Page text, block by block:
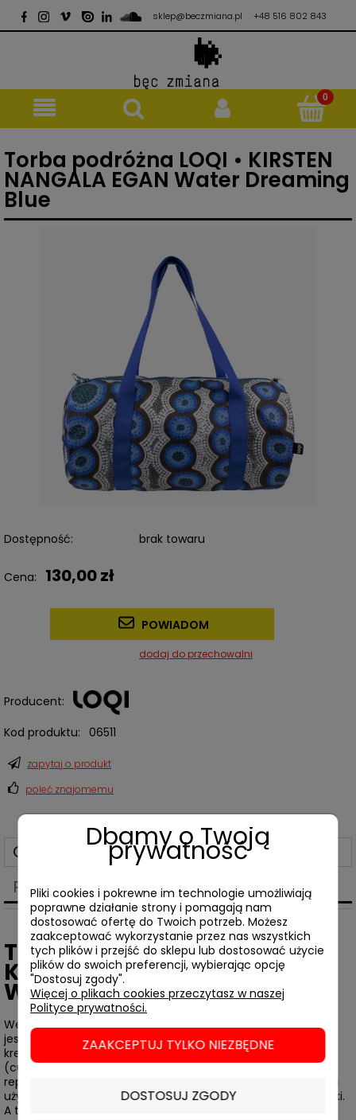
sklep@beczmiana.pl +48 516 802 843
Torba podróżna LOQI • KIRSTEN
NANGALA EGAN Water Dreaming
Blue
Dostępność: brak towaru
Cena: 130,00 zł
POWIADOM
dodaj do przechowalni
Producent:
Kod produktu: 06511
zapytaj o produkt
poleć znajomemu
Opis
Produkty powiązane
Torba podróżna LOQI •
KIRSTEN NANGALA EGAN
Water Dreaming Blue
We współczesnych obrazach Warlpiri tradycyjna ikonografia
jest używana do przedstawiania „Jukurrpa” (Śnienia). Krótkie
kreski są często używane do reprezentowania „mangkurdu”
(cumulusów i stratocumulusów). Dłuższe, płynne linie
reprezentują „ngawarra” (wody powodziowe). Małe okręgi są
używane do przedstawiania „mulju” (podsiąków) i koryta rzeki.
A to wszystko na na recyklingowanej torbie podróżnej LOQI.
Dbamy o Twoją
prywatność
Pliki cookies i pokrewne im technologie umożliwiają
poprawne działanie strony i pomagają nam
dostosować ofertę do Twoich potrzeb. Możesz
zaakceptować wykorzystanie przez nas wszystkich
tych plików i przejść do sklepu lub dostosować użycie
plików do swoich preferencji, wybierając opcję
"Dostosuj zgody".
Więcej o plikach cookies przeczytasz w naszej
Polityce prywatności.
ZAAKCEPTUJ TYLKO NIEZBĘDNE
DOSTOSUJ ZGODY